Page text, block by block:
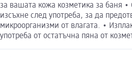
за вашата кожа козметика за баня •
изсъхне след употреба, за да
микроорганизми от влагата. •
употреба от остатъчна пяна от